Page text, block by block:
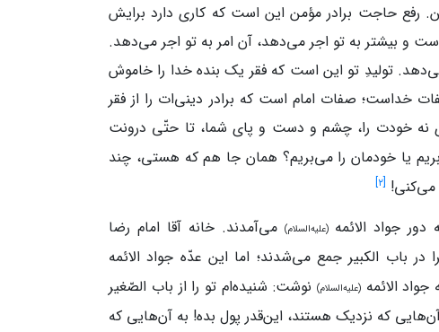
رفع حاجت برادر مؤمن این‌ است که کاری دارد برایش
و بیشتر به تو اجر می‌دهد، آن امر به تو اجر می‌دهد.
تولیدِ تو این‌ است که فقر یک بنده‌ خدا را خاموش
خداست؛ صفات امام است که برادر دینی‌ات را از فقر
نه خودت را، چشم و دست و پای شما، تا حتّی درونت
یا خودمان را می‌بریم؟ همان‌ جا هم که هستی، چند
[۲]
جواد الائمه(علیه‌السلام) می‌آمدند. خانه آقا امام‌ رضا
باب‌ الکبیر جمع می‌شدند؛ اما این عدّه جواد الائمه
جواد الائمه(علیه‌السلام) نوشت: شنیده‌ام تو را از باب‌ الصّغیر
که نزدیک هستند، این‌قدر پول بده! به آن‌هایی که